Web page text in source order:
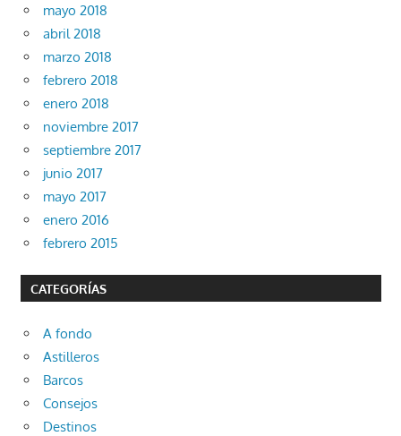
mayo 2018
abril 2018
marzo 2018
febrero 2018
enero 2018
noviembre 2017
septiembre 2017
junio 2017
mayo 2017
enero 2016
febrero 2015
CATEGORÍAS
A fondo
Astilleros
Barcos
Consejos
Destinos